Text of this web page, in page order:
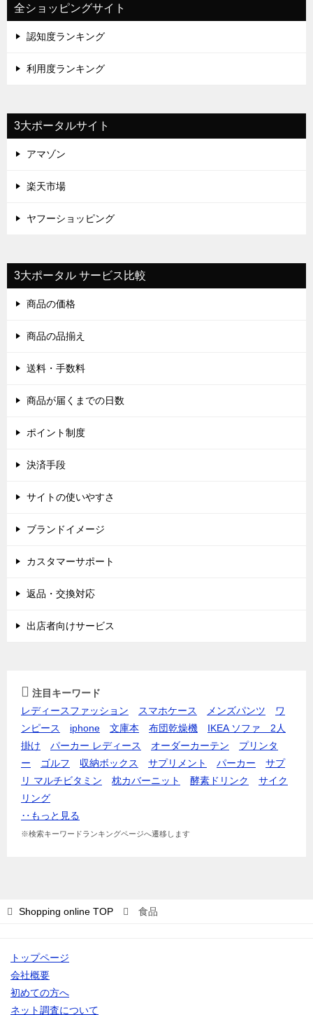
全ショッピングサイト
認知度ランキング
利用度ランキング
3大ポータルサイト
アマゾン
楽天市場
ヤフーショッピング
3大ポータル サービス比較
商品の価格
商品の品揃え
送料・手数料
商品が届くまでの日数
ポイント制度
決済手段
サイトの使いやすさ
ブランドイメージ
カスタマーサポート
返品・交換対応
出店者向けサービス
注目キーワード
レディースファッション
スマホケース メンズパンツ
ワ
ンピース
iphone 文庫本 布団乾燥機
IKEA ソファ 2人
掛け
パーカー レディース オーダーカーテン
プリンタ
ー
ゴルフ 収納ボックス サプリメント パーカー
サプ
リ マルチビタミン
枕カバーニット 酵素ドリンク
サイク
リング
‥もっと見る
※検索キーワードランキングページへ遷移します
Shopping online TOP 食品
トップページ
会社概要
初めての方へ
ネット調査について